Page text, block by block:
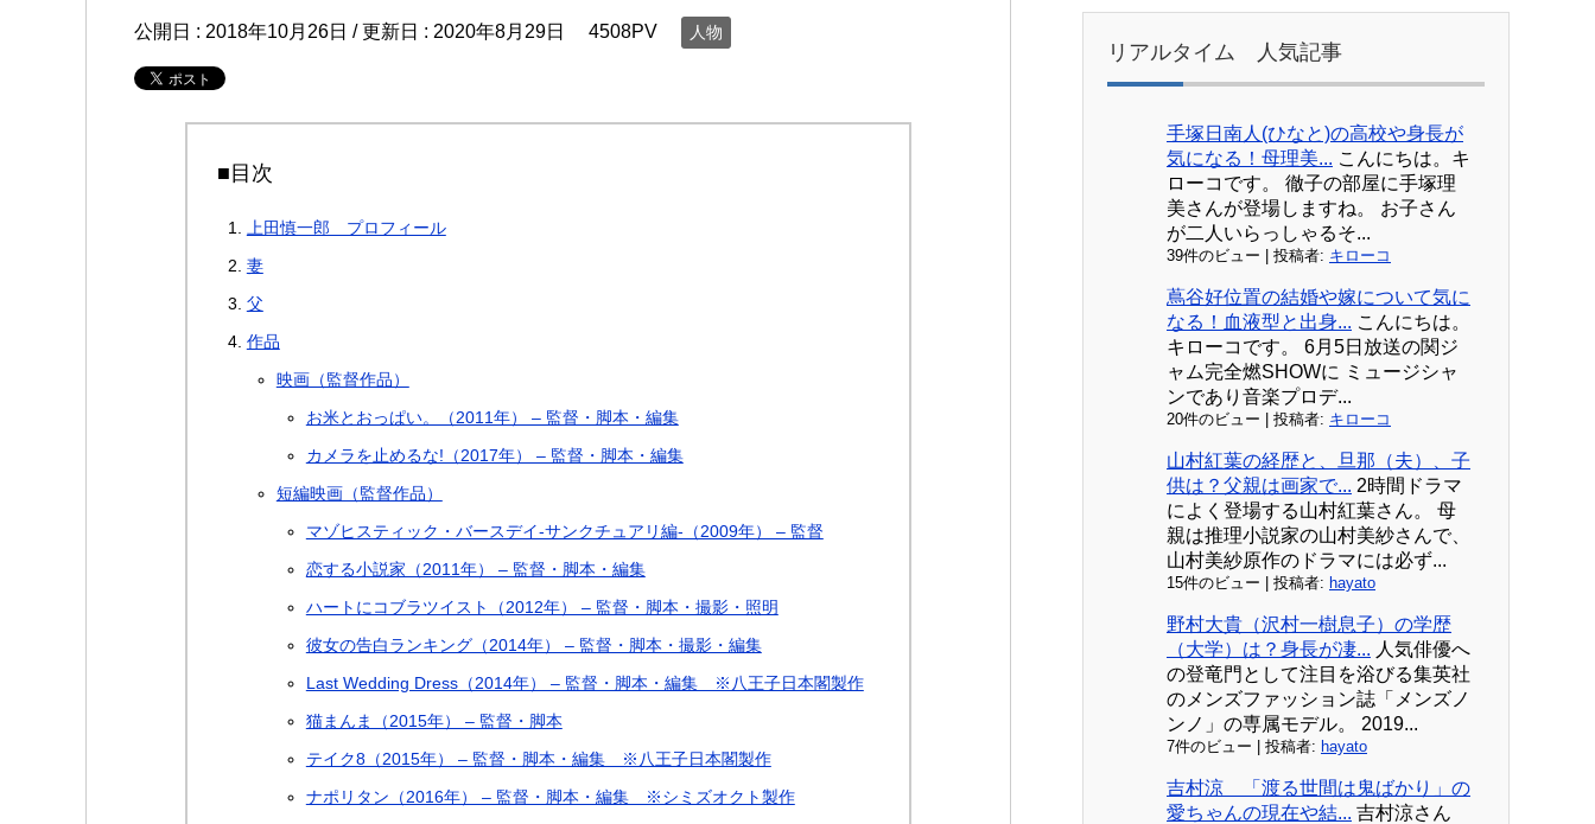
公開日 : 2018年10月26日 / 更新日 : 2020年8月29日 4508PV 人物
■目次
上田慎一郎 プロフィール
妻
父
作品
映画（監督作品）
お米とおっぱい。（2011年） – 監督・脚本・編集
カメラを止めるな!（2017年） – 監督・脚本・編集
短編映画（監督作品）
マゾヒスティック・バースデイ-サンクチュアリ編-（2009年） – 監督
恋する小説家（2011年） – 監督・脚本・編集
ハートにコブラツイスト（2012年） – 監督・脚本・撮影・照明
彼女の告白ランキング（2014年） – 監督・脚本・撮影・編集
Last Wedding Dress（2014年） – 監督・脚本・編集 ※八王子日本閣製作
猫まんま（2015年） – 監督・脚本
テイク8（2015年） – 監督・脚本・編集 ※八王子日本閣製作
ナポリタン（2016年） – 監督・脚本・編集 ※シミズオクト製作
リアルタイム 人気記事
手塚日南人(ひなと)の高校や身長が
気になる！母理美... こんにちは。キ
ローコです。 徹子の部屋に手塚理
美さんが登場しますね。 お子さん
が二人いらっしゃるそ...
39件のビュー 投稿者: キローコ
蔦谷好位置の結婚や嫁について気に
なる！血液型と出身... こんにちは。
キローコです。 6月5日放送の関ジ
ャム完全燃SHOWに ミュージシャ
ンであり音楽プロデ...
20件のビュー 投稿者: キローコ
山村紅葉の経歴と、旦那（夫）、子
供は？父親は画家で... 2時間ドラマ
によく登場する山村紅葉さん。 母
親は推理小説家の山村美紗さんで、
山村美紗原作のドラマには必ず...
15件のビュー 投稿者: hayato
野村大貴（沢村一樹息子）の学歴
（大学）は？身長が凄... 人気俳優へ
の登竜門として注目を浴びる集英社
のメンズファッション誌「メンズノ
ンノ」の専属モデル。 2019...
7件のビュー 投稿者: hayato
吉村涼 「渡る世間は鬼ばかり」の
愛ちゃんの現在や結... 吉村涼さん